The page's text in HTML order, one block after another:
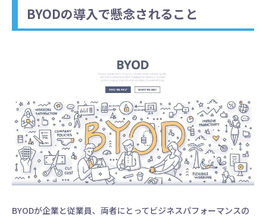
BYODの導入で懸念されること
BYODが企業と従業員、両者にとってビジネスパフォーマンスの